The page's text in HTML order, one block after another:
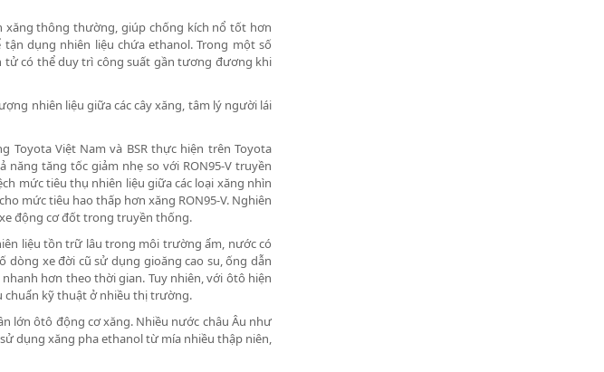
xăng thông thường, giúp chống kích nổ tốt hơn
dụng nhiên liệu chứa ethanol. Trong một số
tử có thể duy trì công suất gần tương đương khi
nhiên liệu giữa các cây xăng, tâm lý người lái
Toyota Việt Nam và BSR thực hiện trên Toyota
năng tăng tốc giảm nhẹ so với RON95-V truyền
mức tiêu thụ nhiên liệu giữa các loại xăng nhìn
mức tiêu hao thấp hơn xăng RON95-V. Nghiên
động cơ đốt trong truyền thống.
liệu tồn trữ lâu trong môi trường ẩm, nước có
xe đời cũ sử dụng gioăng cao su, ống dẫn
hơn theo thời gian. Tuy nhiên, với ôtô hiện
chuẩn kỹ thuật ở nhiều thị trường.
lớn ôtô động cơ xăng. Nhiều nước châu Âu như
dụng xăng pha ethanol từ mía nhiều thập niên,